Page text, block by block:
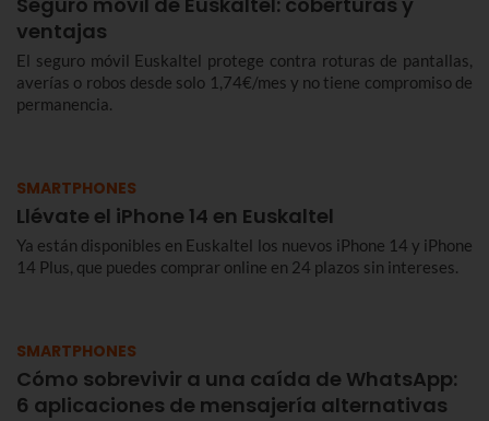
ventajas
El seguro móvil Euskaltel protege contra roturas de pantallas,
averías o robos desde solo 1,74€/mes y no tiene compromiso de
permanencia.
SMARTPHONES
Llévate el iPhone 14 en Euskaltel
Ya están disponibles en Euskaltel los nuevos iPhone 14 y iPhone
14 Plus, que puedes comprar online en 24 plazos sin intereses.
SMARTPHONES
Cómo sobrevivir a una caída de WhatsApp:
6 aplicaciones de mensajería alternativas